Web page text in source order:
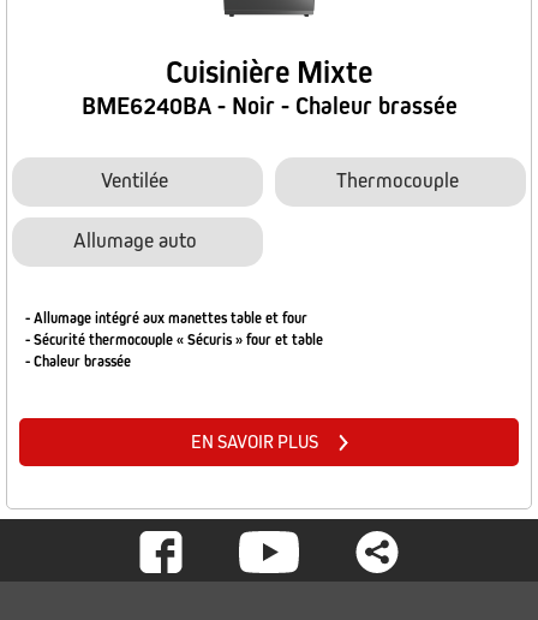
Cuisinière Mixte
BME6240BA - Noir - Chaleur brassée
Ventilée Thermocouple
Allumage auto
- Allumage intégré aux manettes table et four
- Sécurité thermocouple « Sécuris » four et table
- Chaleur brassée
EN SAVOIR PLUS
-